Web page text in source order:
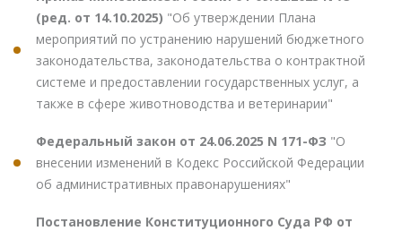
(ред. от 14.10.2025) "Об утверждении Плана
мероприятий по устранению нарушений бюджетного
законодательства, законодательства о контрактной
системе и предоставлении государственных услуг, а
также в сфере животноводства и ветеринарии"
Федеральный закон от 24.06.2025 N 171-ФЗ "О
внесении изменений в Кодекс Российской Федерации
об административных правонарушениях"
Постановление Конституционного Суда РФ от